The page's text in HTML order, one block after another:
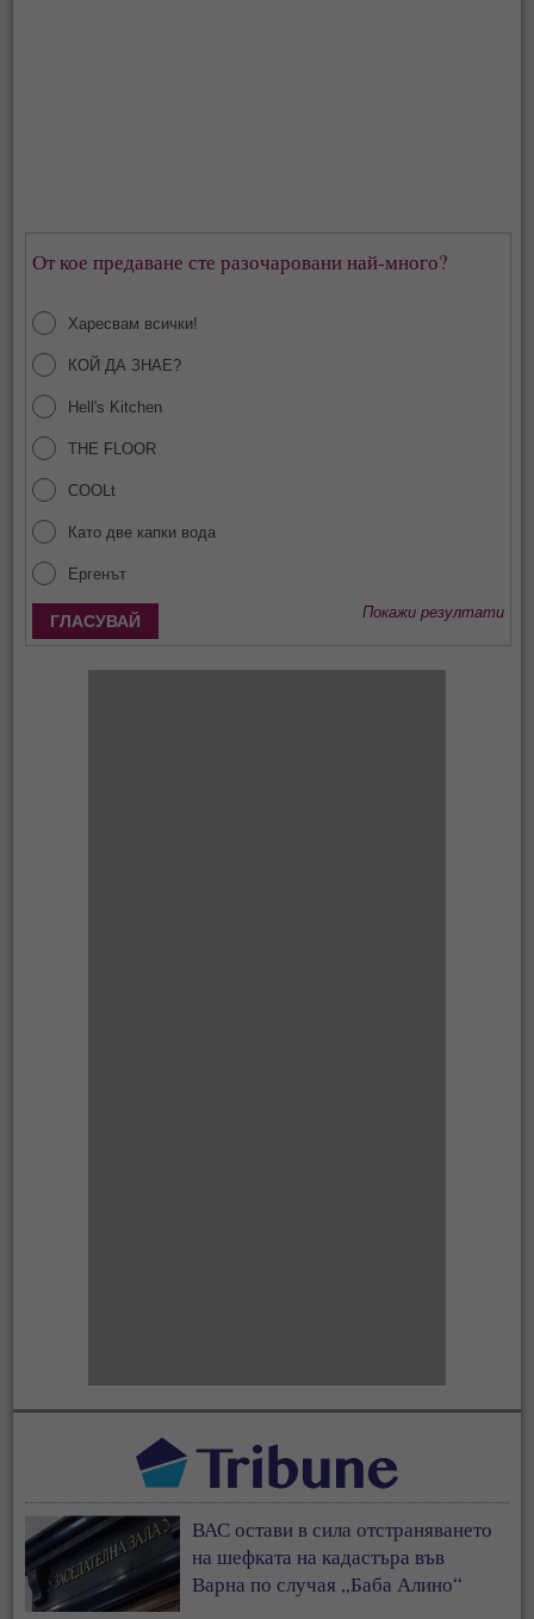
От кое предаване сте разочаровани най-много?
Харесвам всички!
КОЙ ДА ЗНАЕ?
Hell's Kitchen
THE FLOOR
COOLt
Като две капки вода
Ергенът
Покажи резултати
ВАС остави в сила отстраняването
на шефката на кадастъра във
Варна по случая „Баба Алино“